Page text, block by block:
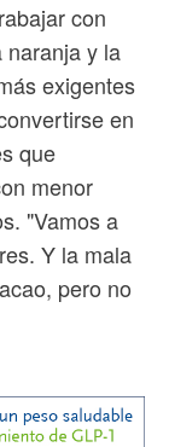
con
naranja y la
exigentes
en
que
menor
"Vamos a
Y la mala
pero no